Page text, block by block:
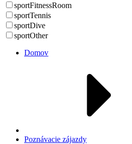
sportFitnessRoom
sportTennis
sportDive
sportOther
Domov
Poznávacie zájazdy